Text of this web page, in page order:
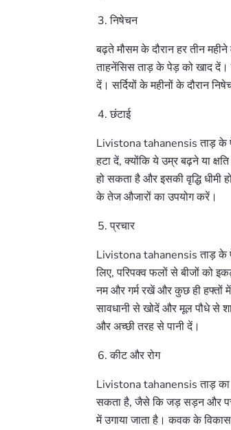
निषेचन
बढ़ते मौसम के दौरान हर तीन
ताहनेंसिस ताड़ के पेड़ को खाद दें।
दें। सर्दियों के महीनों के दौरान
छंटाई
Livistona tahanensis ताड़ के
हटा दें, क्योंकि ये उम्र बढ़ने या
हो सकता है और इसकी वृद्धि
के तेज औजारों का उपयोग करें।
प्रचार
Livistona tahanensis ताड़ के पेड़
लिए, परिपक्व फलों से बीजों को
नम और गर्म रखें और कुछ ही हफ्तों
सावधानी से खोदें और मूल पौधे से
और अच्छी तरह से पानी दें।
कीट और रोग
Livistona tahanensis ताड़ का
सकता है, जैसे कि जड़ सड़न और
में उगाया जाता है। कवक के